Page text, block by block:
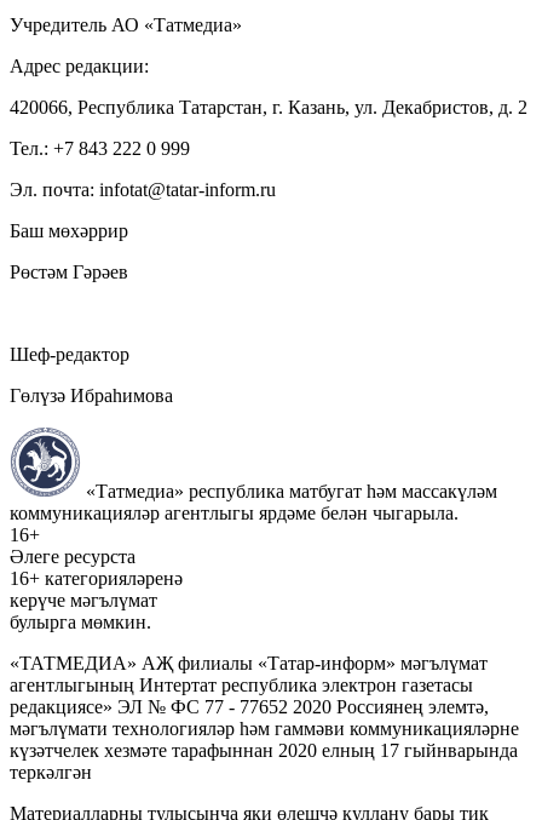
Учредитель АО «Татмедиа»
Адрес редакции:
420066, Республика Татарстан, г. Казань, ул. Декабристов, д. 2
Тел.: +7 843 222 0 999
Эл. почта: infotat@tatar-inform.ru
Баш мөхәррир
Рөстәм Гәрәев
Шеф-редактор
Гөлүзә Ибраһимова
«Татмедиа» республика матбугат һәм массакүләм
коммуникацияләр агентлыгы ярдәме белән чыгарыла.
16+
Әлеге ресурста
16+ категорияләренә
керүче мәгълүмат
булырга мөмкин.
«ТАТМЕДИА» АҖ филиалы «Татар-информ» мәгълүмат
агентлыгының Интертат республика электрон газетасы
редакциясе» ЭЛ № ФС 77 - 77652 2020 Россиянең элемтә,
мәгълүмати технологияләр һәм гаммәви коммуникацияләрне
күзәтчелек хезмәте тарафыннан 2020 елның 17 гыйнварында
теркәлгән
Материалларны тулысынча яки өлешчә куллану бары тик